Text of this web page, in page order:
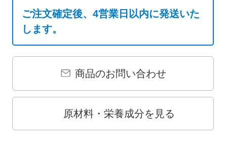
ご注文確定後、4営業日以内に発送いた
します。
商品のお問い合わせ
原材料・栄養成分を見る